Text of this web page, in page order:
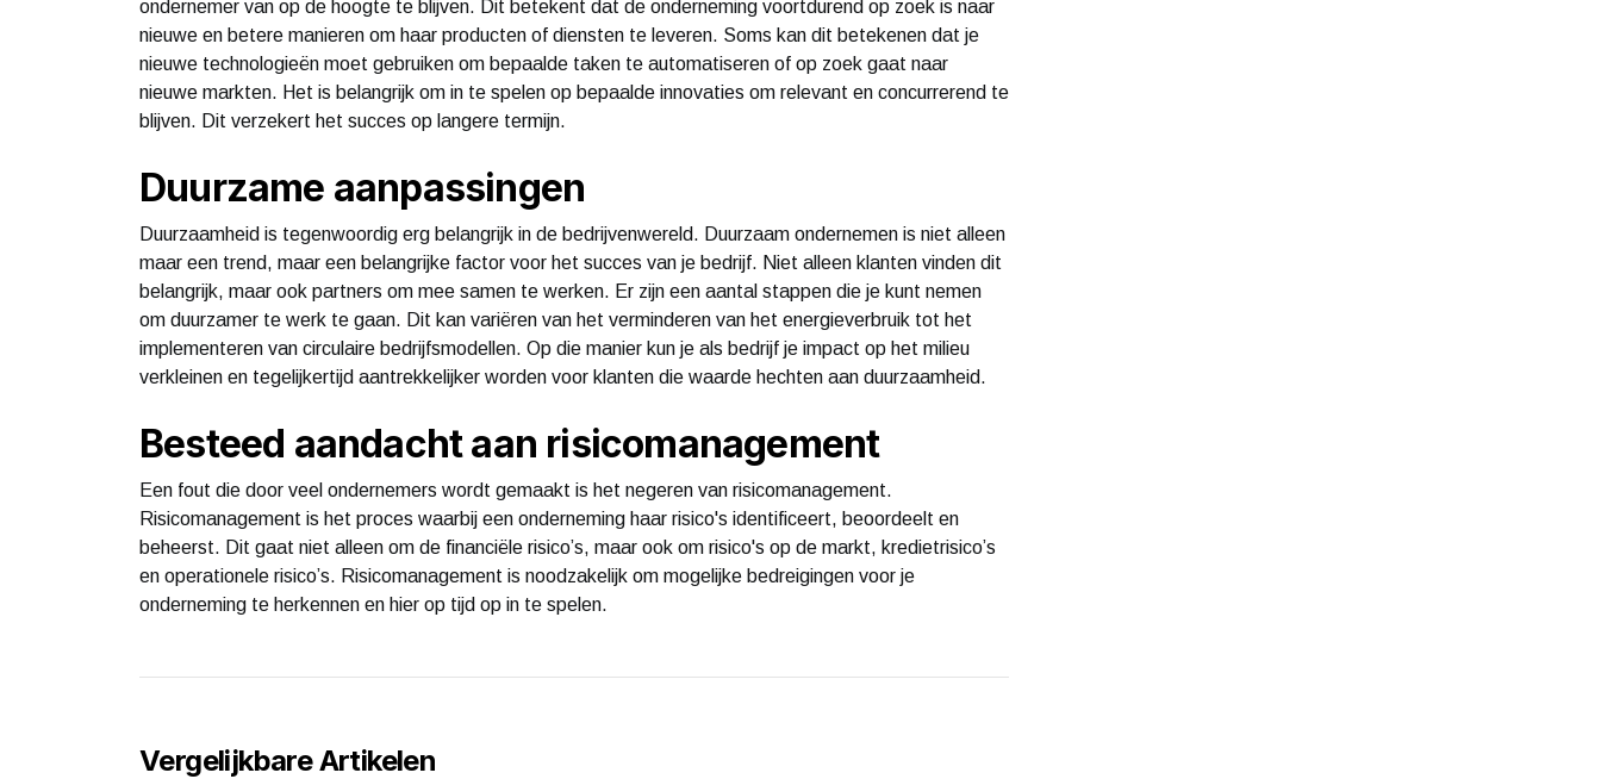
ondernemer van op de hoogte te blijven. Dit betekent dat de onderneming voortdurend op zoek is naar
nieuwe en betere manieren om haar producten of diensten te leveren. Soms kan dit betekenen dat je
nieuwe technologieën moet gebruiken om bepaalde taken te automatiseren of op zoek gaat naar
nieuwe markten. Het is belangrijk om in te spelen op bepaalde innovaties om relevant en concurrerend te
blijven. Dit verzekert het succes op langere termijn.
Duurzame aanpassingen
Duurzaamheid is tegenwoordig erg belangrijk in de bedrijvenwereld. Duurzaam ondernemen is niet alleen
maar een trend, maar een belangrijke factor voor het succes van je bedrijf. Niet alleen klanten vinden dit
belangrijk, maar ook partners om mee samen te werken. Er zijn een aantal stappen die je kunt nemen
om duurzamer te werk te gaan. Dit kan variëren van het verminderen van het energieverbruik tot het
implementeren van circulaire bedrijfsmodellen. Op die manier kun je als bedrijf je impact op het milieu
verkleinen en tegelijkertijd aantrekkelijker worden voor klanten die waarde hechten aan duurzaamheid.
Besteed aandacht aan risicomanagement
Een fout die door veel ondernemers wordt gemaakt is het negeren van risicomanagement.
Risicomanagement is het proces waarbij een onderneming haar risico's identificeert, beoordeelt en
beheerst. Dit gaat niet alleen om de financiële risico’s, maar ook om risico's op de markt, kredietrisico’s
en operationele risico’s. Risicomanagement is noodzakelijk om mogelijke bedreigingen voor je
onderneming te herkennen en hier op tijd op in te spelen.
Vergelijkbare Artikelen